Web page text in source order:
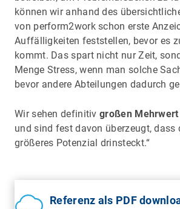
können wir anhand des
von perform2work schon erste
Auffälligkeiten feststellen, bevor es
kommt. Das spart nicht nur Zeit,
Menge Stress, wenn man solche
bevor andere Abteilungen dadurch
Wir sehen definitivgroßen Mehrwert
und sind fest davon überzeugt, dass
größeres Potenzial drinsteckt.“
Referenz als PDF